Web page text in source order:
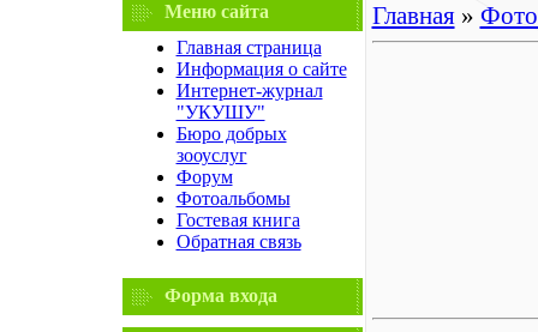
Меню сайта
Главная страница
Информация о сайте
Интернет-журнал
"УКУШУ"
Бюро добрых
зооуслуг
Форум
Фотоальбомы
Гостевая книга
Обратная связь
Форма входа
Главная»